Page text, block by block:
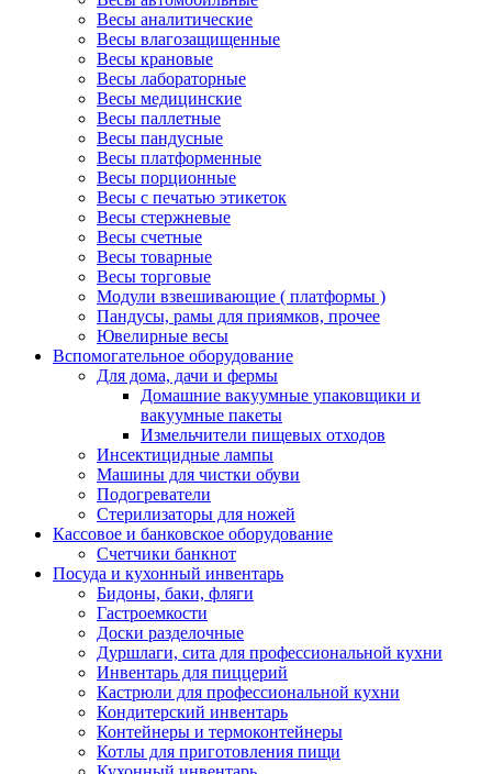
Весы аналитические
Весы влагозащищенные
Весы крановые
Весы лабораторные
Весы медицинские
Весы паллетные
Весы пандусные
Весы платформенные
Весы порционные
Весы с печатью этикеток
Весы стержневые
Весы счетные
Весы товарные
Весы торговые
Модули взвешивающие ( платформы )
Пандусы, рамы для приямков, прочее
Ювелирные весы
Вспомогательное оборудование
Для дома, дачи и фермы
Домашние вакуумные упаковщики и
вакуумные пакеты
Измельчители пищевых отходов
Инсектицидные лампы
Машины для чистки обуви
Подогреватели
Стерилизаторы для ножей
Кассовое и банковское оборудование
Счетчики банкнот
Посуда и кухонный инвентарь
Бидоны, баки, фляги
Гастроемкости
Доски разделочные
Дуршлаги, сита для профессиональной кухни
Инвентарь для пиццерий
Кастрюли для профессиональной кухни
Кондитерский инвентарь
Контейнеры и термоконтейнеры
Котлы для приготовления пищи